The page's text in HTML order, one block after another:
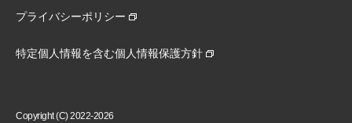
プライバシーポリシー
特定個人情報を含む個人情報保護方針
Copyright (C) 2022-2026